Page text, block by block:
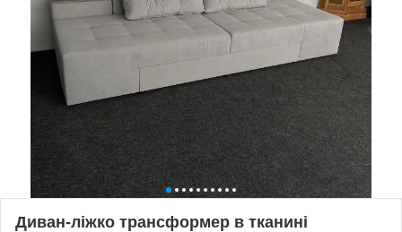
Диван-ліжко трансформер в тканині